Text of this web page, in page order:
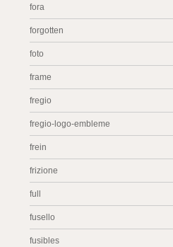
fora
forgotten
foto
frame
fregio
fregio-logo-embleme
frein
frizione
full
fusello
fusibles